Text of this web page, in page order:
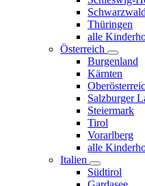
Schwarzwald
Thüringen
alle
Österreich
Burgenland
Kärnten
Salzburger
Steiermark
Tirol
Vorarlberg
alle
Italien
Südtirol